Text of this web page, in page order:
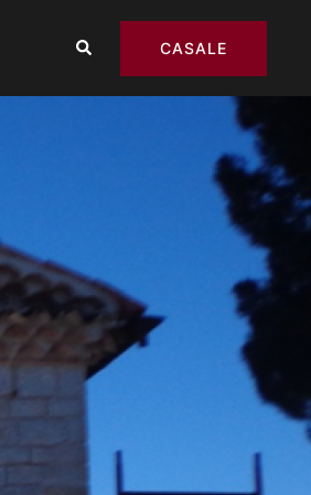
Cerca CASALE